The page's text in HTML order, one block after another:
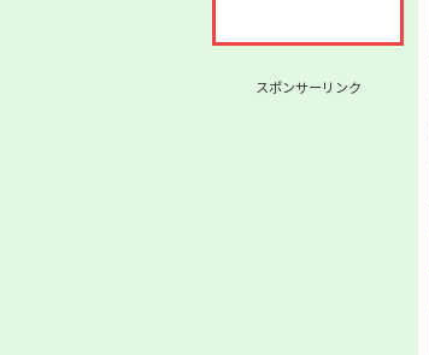
スポンサーリンク